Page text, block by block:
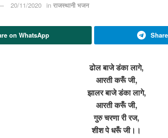
20/11/2020 in राजस्थानी भजन
on WhatsApp
ढोल बाजे डंका लागे,
आरती करूँ जी,
झालर बाजे डंका लागे,
आरती करूँ जी,
गुरु चरणा री रज,
शीश पे धरूँ जी।।